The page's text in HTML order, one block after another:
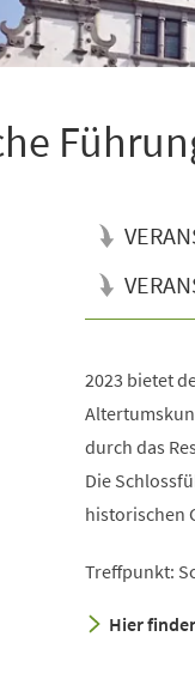
2023 bietet
durch das
Die
historischen
Treffpunkt:
Hier